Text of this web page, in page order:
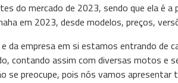
do mercado de 2023, sendo que ela é
em 2023, desde modelos, preços,
da empresa em si estamos entrando
contando assim com diversas motos
se preocupe, pois nós vamos apresentar